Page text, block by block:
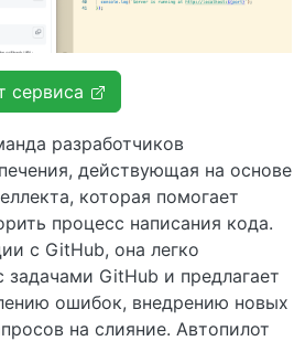
сервиса
разработчиков
действующая на основе
которая помогает
процесс написания кода.
с GitHub, она легко
задачами GitHub и предлагает
ошибок, внедрению новых
на слияние. Автопилот